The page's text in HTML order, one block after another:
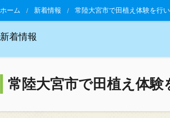
ホーム 新着情報 常陸大宮市で田植え体験を行
新着情報
常陸大宮市で田植え体験